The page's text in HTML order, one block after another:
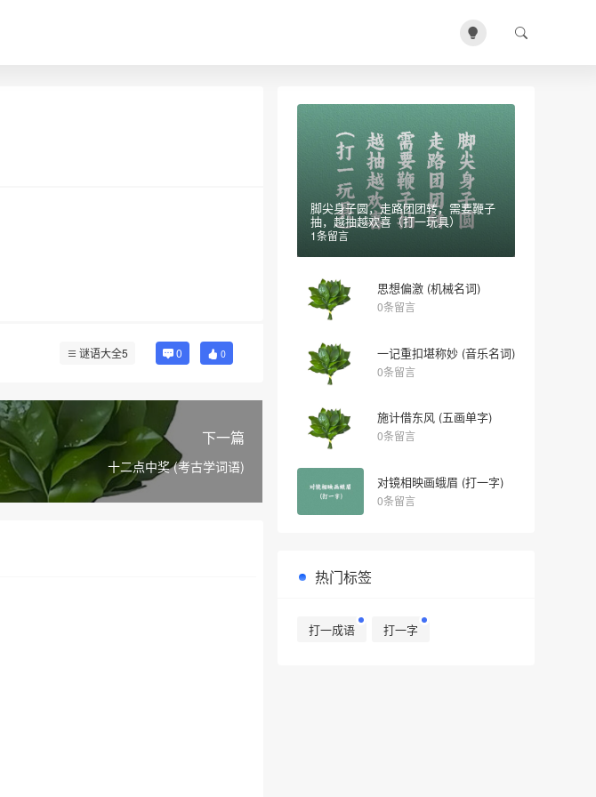
谜语大全5 0 0
下一篇
十二点中奖 (考古学词语)
脚尖身子圆，走路团团转，需要鞭子
抽，越抽越欢喜（打一玩具）
1条留言
思想偏激 (机械名词)
0条留言
一记重扣堪称妙 (音乐名词)
0条留言
施计借东风 (五画单字)
0条留言
对镜相映画蛾眉 (打一字)
0条留言
热门标签
打一成语 打一字